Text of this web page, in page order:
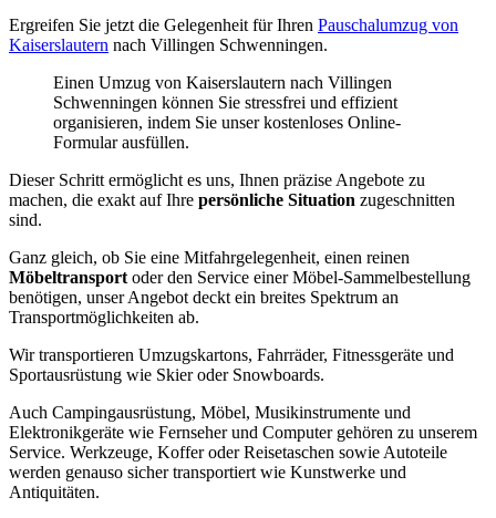
Ergreifen Sie jetzt die Gelegenheit für Ihren Pauschalumzug von
Kaiserslautern nach Villingen Schwenningen⁠.
Einen Umzug von Kaiserslautern nach Villingen
Schwenningen⁠ können Sie stressfrei und effizient
organisieren, indem Sie unser kostenloses Online-
Formular ausfüllen.
Dieser Schritt ermöglicht es uns, Ihnen präzise Angebote zu
machen, die exakt auf Ihre persönliche Situation zugeschnitten
sind.
Ganz gleich, ob Sie eine Mitfahrgelegenheit, einen reinen
Möbeltransport oder den Service einer Möbel-Sammelbestellung
benötigen, unser Angebot deckt ein breites Spektrum an
Transportmöglichkeiten ab.
Wir transportieren Umzugskartons, Fahrräder, Fitnessgeräte und
Sportausrüstung wie Skier oder Snowboards.
Auch Campingausrüstung, Möbel, Musikinstrumente und
Elektronikgeräte wie Fernseher und Computer gehören zu unserem
Service. Werkzeuge, Koffer oder Reisetaschen sowie Autoteile
werden genauso sicher transportiert wie Kunstwerke und
Antiquitäten.